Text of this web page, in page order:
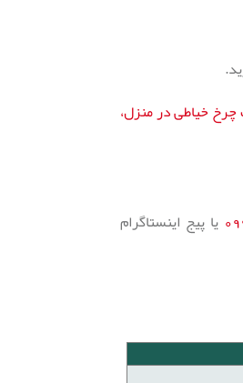
خیاطی در منزل،
یا پیج اینستاگرام